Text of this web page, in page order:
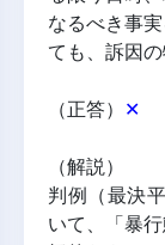
なるべき事
ても、訴因の
（正答） ✕
（解説）
判例（最決
いて、「暴